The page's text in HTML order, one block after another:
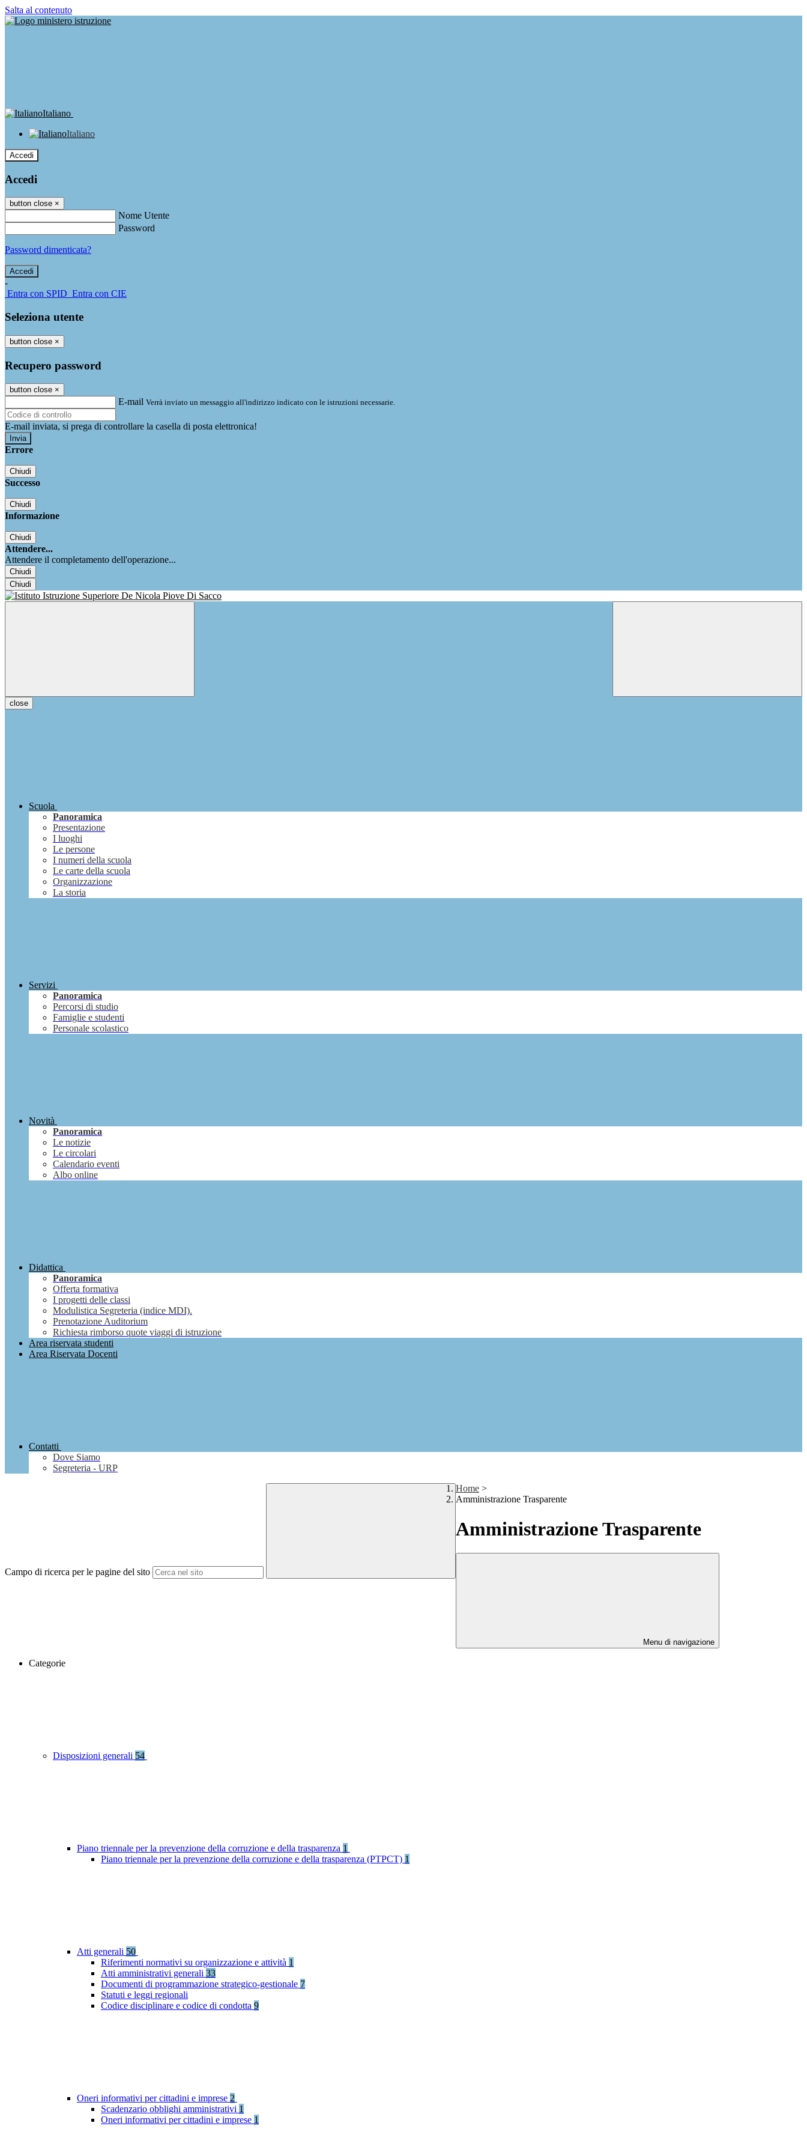
Salta al contenuto
Italiano
Italiano
Accedi
Accedi
button close ×
Nome Utente
Password
Password dimenticata?
-
Entra con SPID Entra con CIE
Seleziona utente
button close ×
Recupero password
button close ×
E-mail Verrà inviato un messaggio all'indirizzo indicato con le istruzioni necessarie.
E-mail inviata, si prega di controllare la casella di posta elettronica!
Errore
Chiudi
Successo
Chiudi
Informazione
Chiudi
Attendere...
Attendere il completamento dell'operazione...
Chiudi
Chiudi
close
Scuola
Panoramica
Presentazione
I luoghi
Le persone
I numeri della scuola
Le carte della scuola
Organizzazione
La storia
Servizi
Panoramica
Percorsi di studio
Famiglie e studenti
Personale scolastico
Novità
Panoramica
Le notizie
Le circolari
Calendario eventi
Albo online
Didattica
Panoramica
Offerta formativa
I progetti delle classi
Modulistica Segreteria (indice MDI).
Prenotazione Auditorium
Richiesta rimborso quote viaggi di istruzione
Area riservata studenti
Area Riservata Docenti
Contatti
Dove Siamo
Segreteria - URP
Campo di ricerca per le pagine del sito
Home >
Amministrazione Trasparente
Amministrazione Trasparente
Menu di navigazione
Categorie
Disposizioni generali 54
Piano triennale per la prevenzione della corruzione e della trasparenza 1
Piano triennale per la prevenzione della corruzione e della trasparenza (PTPCT) 1
Atti generali 50
Riferimenti normativi su organizzazione e attività 1
Atti amministrativi generali 33
Documenti di programmazione strategico-gestionale 7
Statuti e leggi regionali
Codice disciplinare e codice di condotta 9
Oneri informativi per cittadini e imprese 2
Scadenzario obblighi amministrativi 1
Oneri informativi per cittadini e imprese 1